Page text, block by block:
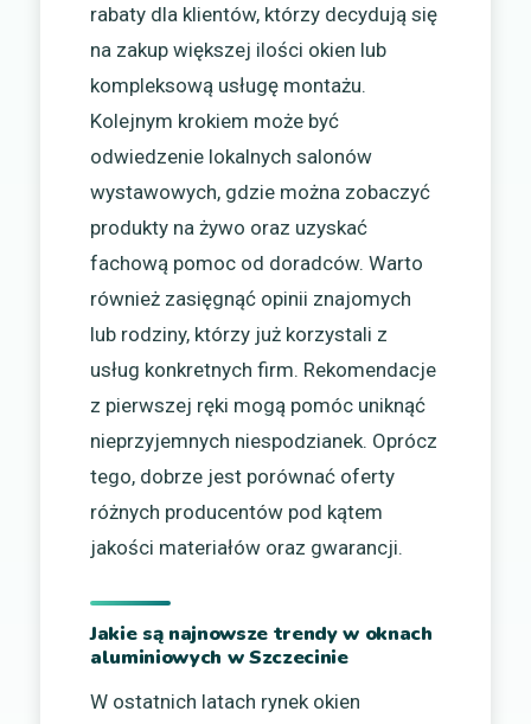
rabaty dla klientów, którzy decydują się
na zakup większej ilości okien lub
kompleksową usługę montażu.
Kolejnym krokiem może być
odwiedzenie lokalnych salonów
wystawowych, gdzie można zobaczyć
produkty na żywo oraz uzyskać
fachową pomoc od doradców. Warto
również zasięgnąć opinii znajomych
lub rodziny, którzy już korzystali z
usług konkretnych firm. Rekomendacje
z pierwszej ręki mogą pomóc uniknąć
nieprzyjemnych niespodzianek. Oprócz
tego, dobrze jest porównać oferty
różnych producentów pod kątem
jakości materiałów oraz gwarancji.
Jakie są najnowsze trendy w oknach
aluminiowych w Szczecinie
W ostatnich latach rynek okien